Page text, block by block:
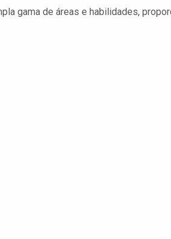
gama de áreas e habilidades,